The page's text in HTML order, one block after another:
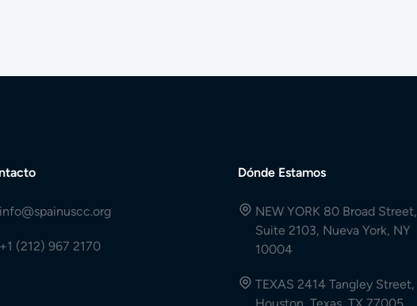
info@spainuscc.org
+1 (212) 967 2170
Dónde Estamos
NEW YORK 80 Broad Street,
Suite 2103, Nueva York, NY
10004
TEXAS 2414 Tangley Street,